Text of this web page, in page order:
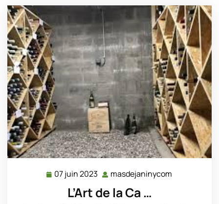
07 juin 2023 07
juin
2023
masdejaninycom
L’Art de la Ca …